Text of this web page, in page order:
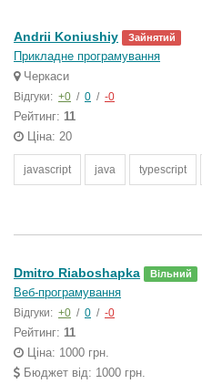
Andrii Koniushiy Зайнятий
Прикладне програмування
Черкаси
Відгуки: +0 / 0 / -0
Рейтинг: 11
Ціна: 20
javascript java typescript
Dmitro Riaboshapka Вільний
Веб-програмування
Відгуки: +0 / 0 / -0
Рейтинг: 11
Ціна: 1000 грн.
Бюджет від: 1000 грн.